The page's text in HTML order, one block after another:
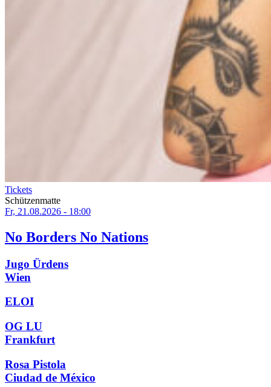
Tickets
Schützenmatte
Fr, 21.08.2026 - 18:00
No Borders No Nations
Jugo Ürdens
Wien
ELOI
OG LU
Frankfurt
Rosa Pistola
Ciudad de México